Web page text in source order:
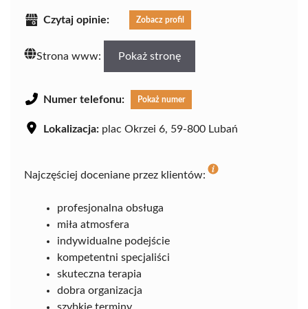
Czytaj opinie: Zobacz profil
Strona www: Pokaż stronę
Numer telefonu: Pokaż numer
Lokalizacja: plac Okrzei 6, 59-800 Lubań
Najczęściej doceniane przez klientów:
profesjonalna obsługa
miła atmosfera
indywidualne podejście
kompetentni specjaliści
skuteczna terapia
dobra organizacja